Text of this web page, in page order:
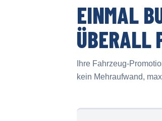
EINMAL
ÜBERALL
Ihre Fahrzeug-
kein Mehraufwand,